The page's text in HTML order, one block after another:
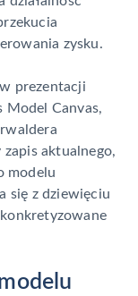
zysku.
prezentacji
Model Canvas,
aktualnego,
modelu
się z dziewięciu